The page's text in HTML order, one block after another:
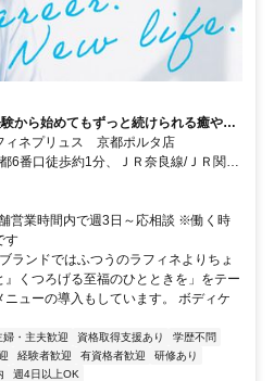
から始めてもずっと続けられる癒やし
き方を変えよう。
ネプリュス 京都ポルタ店
6番口徒歩約1分、ＪＲ奈良線/ＪＲ関西
Ｒ山陰本線 京都中央口徒歩約2分 最寄
営業時間内で週3日～応相談 ※働く時
す
ランドではふつうのラフィネよりちょ
くつろげる至福のひとときを」をテー
ューの導入もしています。 ボディケ
婦・主夫歓迎 資格取得支援あり
学歴不問
経験者歓迎 有資格者歓迎
研修あり
週4日以上OK